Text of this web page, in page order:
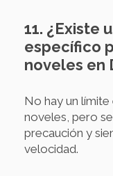
11. ¿Existe
específico
noveles en
No hay un
noveles, pero
precaución y
velocidad.